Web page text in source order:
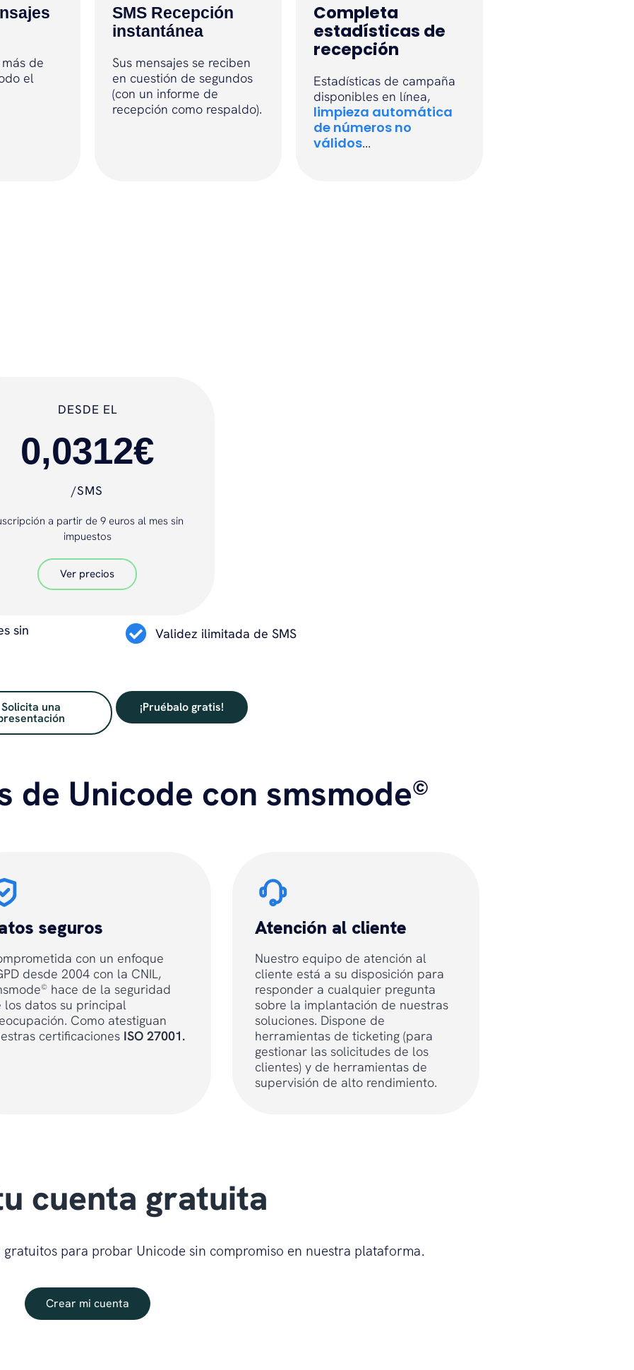
de
el
SMS Recepción
instantánea
Sus mensajes se reciben
en cuestión de segundos
(con un informe de
recepción como respaldo).
Completa
estadísticas de
recepción
Estadísticas de campaña
disponibles en línea,
limpieza automática
de números no
válidos...
DESDE EL
0,0312€
/SMS
a partir de 9 euros al mes sin
impuestos
Ver precios
sin
Validez ilimitada de SMS
Solicita una ¡Pruébalo gratis!
de Unicode con smsmode©
seguros
con un enfoque
desde 2004 con la CNIL,
©hace de la seguridad
los datos su principal
Como atestiguan
certificaciones ISO 27001.
Atención al cliente
Nuestro equipo de atención al
cliente está a su disposición para
responder a cualquier pregunta
sobre la implantación de nuestras
soluciones. Dispone de
herramientas de ticketing (para
gestionar las solicitudes de los
clientes) y de herramientas de
supervisión de alto rendimiento.
cuenta gratuita
para probar Unicode sin compromiso en nuestra plataforma.
Crear mi cuenta